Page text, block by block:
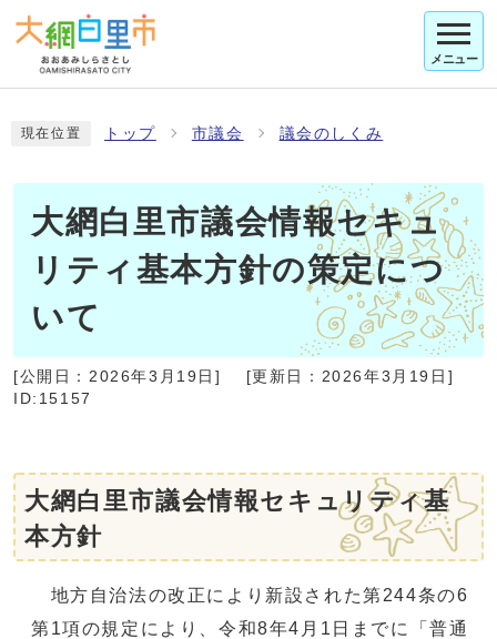
メニュー
現在位置 トップ 市議会 議会のしくみ
大網白里市議会情報セキュ
リティ基本方針の策定につ
いて
[公開日： 2026年3月19日 ] [更新日： 2026年3月19日 ]
ID:15157
大網白里市議会情報セキュリティ基
本方針
地方自治法の改正により新設された第244条の6
第1項の規定により、令和8年4月1日までに「普通